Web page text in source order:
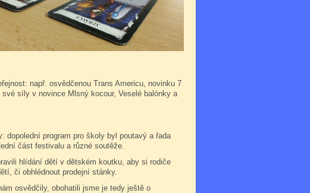
např. osvědčenou Trans Americu, novinku 7
síly v novince Mlsný kocour, Veselé balónky a
dopolední program pro školy byl poutavý a řada
část festivalu a různé soutěže.
hlídání dětí v dětském koutku, aby si rodiče
či obhlédnout prodejní stánky.
osvědčily, obohatili jsme je tedy ještě o